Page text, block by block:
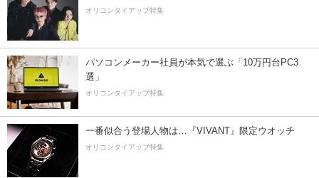
オリコンタイアップ特集
パソコンメーカー社員が本気で選ぶ「10万円台PC3
選」
オリコンタイアップ特集
一番似合う登場人物は…『VIVANT』限定ウオッチ
オリコンタイアップ特集